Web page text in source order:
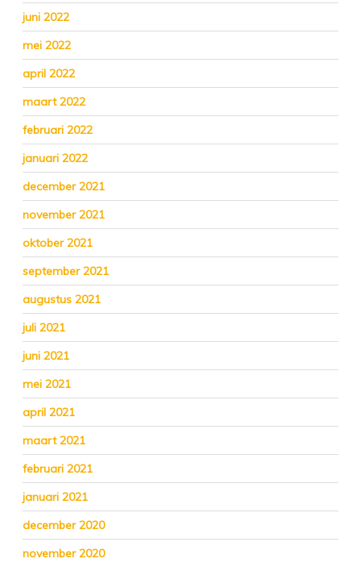
juni 2022
mei 2022
april 2022
maart 2022
februari 2022
januari 2022
december 2021
november 2021
oktober 2021
september 2021
augustus 2021
juli 2021
juni 2021
mei 2021
april 2021
maart 2021
februari 2021
januari 2021
december 2020
november 2020